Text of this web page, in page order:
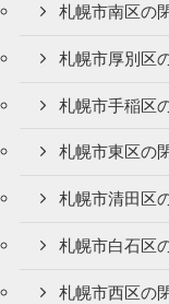
札幌市南区の
札幌市厚別区
札幌市手稲区
札幌市東区の
札幌市清田区
札幌市白石区
札幌市西区の